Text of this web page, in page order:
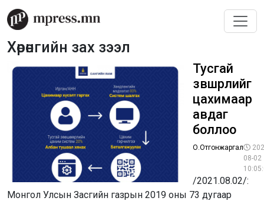
Хөрөнгийн зах зээл
Тусгай
зөвшөөрлийг
цахимаар
авдаг
боллоо
О.Отгонжаргал
08-02
/2021.08.02/:
Монгол Улсын Засгийн газрын 2019 оны 73 дугаар